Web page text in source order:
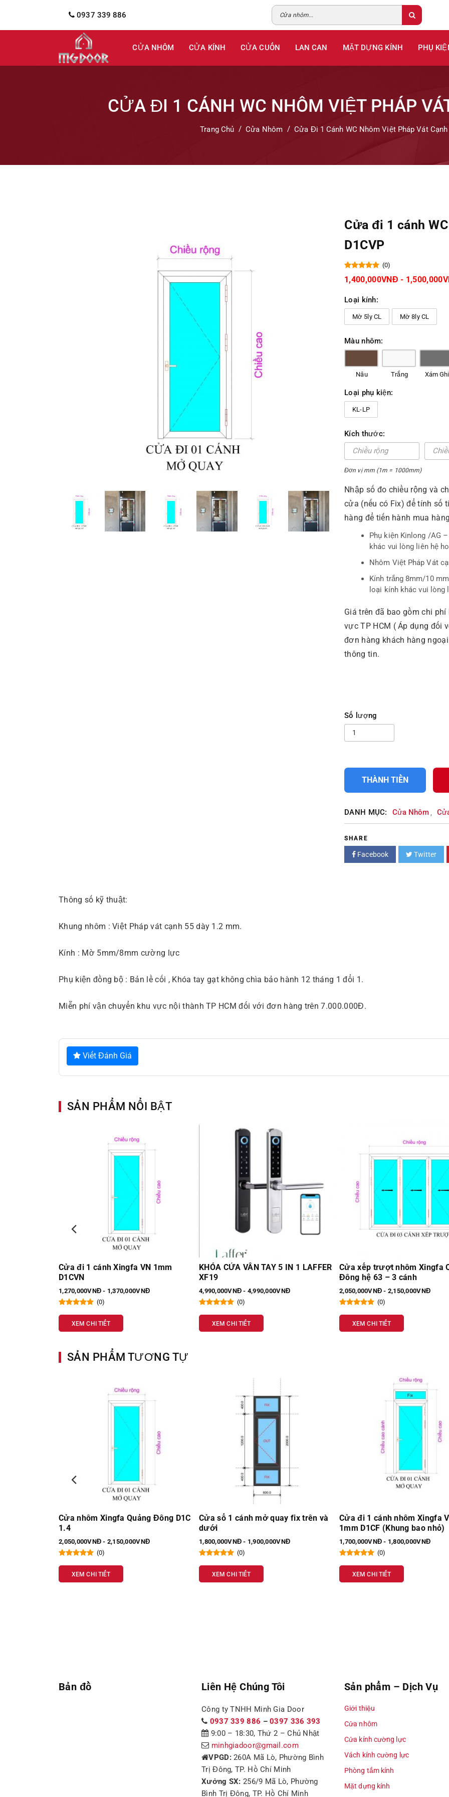
0937 339 886
CỬA NHÔM CỬA KÍNH CỬA CUỐN LAN CAN MẶT DỰNG KÍNH PHỤ
CỬA ĐI 1 CÁNH WC NHÔM VIỆT PHÁP
Trang Chủ Cửa Nhôm Cửa Đi 1 Cánh WC Nhôm Việt Pháp Vát Cạnh
Cửa đi 1 cánh
D1CVP
(0)
1,400,000VNĐ -
Loại kính:
Mờ 5ly CL Mờ 8ly CL
Màu nhôm:
Nâu Trắng Xám Ghi
Loại phụ kiện:
KL-LP
Kích thước:
Đơn vị mm (1m = 1000mm)
Nhập số đo chiều rộng và
cửa (nếu có Fix) để tính số
hàng để tiến hành mua hàng
Phụ kiện Kinlong /AG
khác vui lòng liên hệ
Nhôm Việt Pháp Vát
Kính trắng 8mm/10
loại kính khác vui lòng
Giá trên đã bao gồm chi
vực TP HCM ( Áp dụng đối
đơn hàng khách hàng
thông tin.
Số lượng
THÀNH TIỀN
DANH MỤC: Cửa Nhôm ,
SHARE
Facebook Twitter
Thông số kỹ thuật:
Khung nhôm : Việt Pháp vát cạnh 55 dày 1.2 mm.
Kính : Mờ 5mm/8mm cường lực
Phụ kiện đồng bộ : Bản lề cối , Khóa tay gạt không chìa bảo hành 12 tháng 1 đổi 1.
Miễn phí vận chuyển khu vực nội thành TP HCM đối với đơn hàng trên 7.000.000Đ.
Viết Đánh Giá
SẢN PHẨM NỔI BẬT
KHÓA CỬA VÂN TAY 5 IN 1 LAFFER
XF19
4,990,000VNĐ - 4,990,000VNĐ
(0)
XEM CHI TIẾT
Cửa xếp trượt nhôm Xingfa Quảng
Đông hệ 63 – 3 cánh
2,050,000VNĐ - 2,150,000VNĐ
(0)
XEM CHI TIẾT
Cửa kính lùa tự động 2 cánh
Hàn Quốc T400
30,000,000VNĐ - 35,000,000VNĐ
(0)
XEM CHI TIẾT
SẢN PHẨM TƯƠNG TỰ
Cửa sổ 1 cánh mở quay fix trên và
dưới
1,800,000VNĐ - 1,900,000VNĐ
(0)
XEM CHI TIẾT
Cửa đi 1 cánh nhôm Xingfa VN
1mm D1CF (Khung bao nhỏ)
1,700,000VNĐ - 1,800,000VNĐ
(0)
XEM CHI TIẾT
Cửa đi 1 cánh Xingfa VN
D1CVN (Khung bao nhỏ)
1,550,000VNĐ - 1,600,000VNĐ
(0)
XEM CHI TIẾT
Bản đồ Liên Hệ Chúng Tôi
Công ty TNHH Minh Gia Door
0937 339 886 –0397 336 393
9:00 – 18:30, Thứ 2 – Chủ Nhật
minhgiadoor@gmail.com
VPGD:260A Mã Lò, Phường Bình
Trị Đông, TP. Hồ Chí Minh
Xưởng SX: 256/9 Mã Lò, Phường
Bình Trị Đông, TP. Hồ Chí Minh
Sản phẩm – Dịch Vụ
Giới thiệu
Cửa nhôm
Cửa kính cường lực
Vách kính cường lực
Phòng tắm kính
Mặt dựng kính